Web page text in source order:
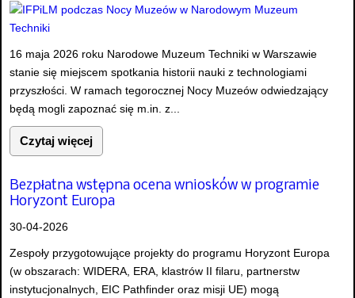
16 maja 2026 roku Narodowe Muzeum Techniki w Warszawie
stanie się miejscem spotkania historii nauki z technologiami
przyszłości. W ramach tegorocznej Nocy Muzeów odwiedzający
będą mogli zapoznać się m.in. z...
Czytaj więcej
Bezpłatna wstępna ocena wniosków w programie
Horyzont Europa
30-04-2026
Zespoły przygotowujące projekty do programu Horyzont Europa
(w obszarach: WIDERA, ERA, klastrów II filaru, partnerstw
instytucjonalnych, EIC Pathfinder oraz misji UE) mogą